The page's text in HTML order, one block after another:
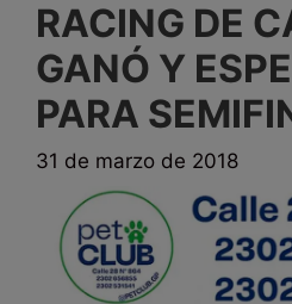
RACING DE
GANÓ Y
PARA
31 de marzo de 2018